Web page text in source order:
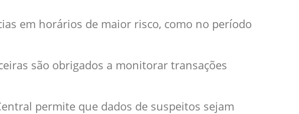
em horários de maior risco, como no período
são obrigados a monitorar transações
permite que dados de suspeitos sejam